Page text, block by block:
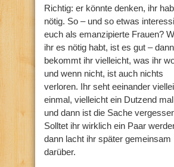
Richtig: er könnte denken, ihr
nötig. So – und so etwas
euch als emanzipierte Frauen?
ihr es nötig habt, ist es gut – dann
bekommt ihr vielleicht, was ihr
und wenn nicht, ist auch nichts
verloren. Ihr seht eeinander
einmal, vielleicht ein Dutzend
und dann ist die Sache
Solltet ihr wirklich ein Paar
dann lacht ihr später gemeinsam
darüber.